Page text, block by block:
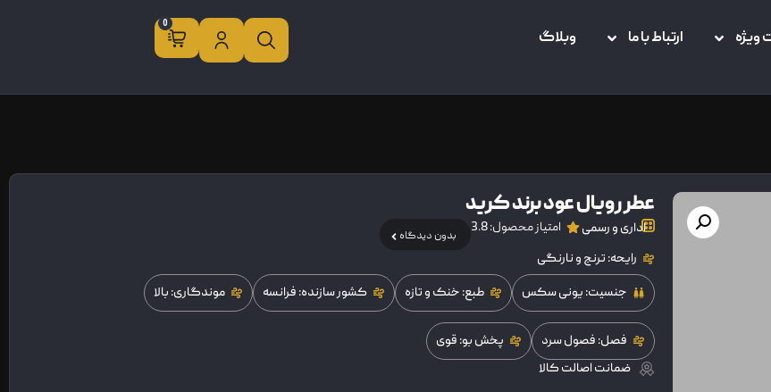
ویژه ارتباط با ما وبلاگ
0
عطر رویال عود برند کرید
اداری و رسمی امتیاز محصول: 3.8 بدون دیدگاه
رایحه: ترنج و نارنگی
جنسیت: یونی سکس
طبع: خنک و تازه کشور سازنده: فرانسه موندگاری: بالا
فصل: فصول سرد
پخش بو: قوی
ضمانت اصالت کالا